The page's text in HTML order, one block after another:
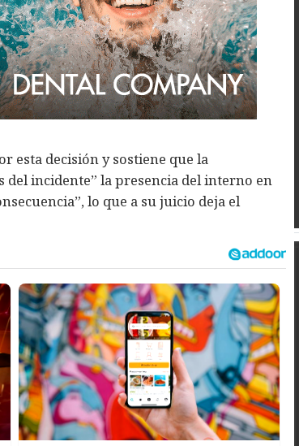
esta decisión y sostiene que la
incidente” la presencia del interno en
lo que a su juicio deja el